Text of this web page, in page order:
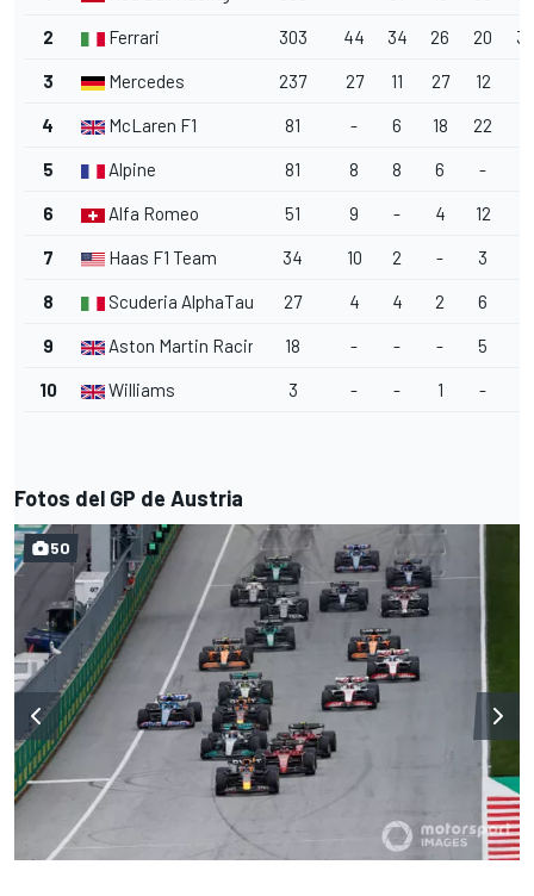
2 Ferrari 303 44 34 26 20 33
3 Mercedes 237 27 11 27 12
4 McLaren F1 81 - 6 18 22
5 Alpine 81 8 8 6 -
6 Alfa Romeo 51 9 - 4 12
7 Haas F1 Team 34 10 2 - 3
8 Scuderia AlphaTauri 27 4 4 2 6
9 Aston Martin Racing 18 - - - 5
10 Williams 3 - - 1 -
Fotos del GP de Austria
50